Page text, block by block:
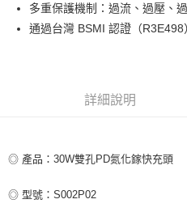
運送方式
7-11取貨付款
多重保護機制：過流、過壓、
通過台灣 BSMI 認證（R3E498
詳細說明
◎ 產品：30W雙孔PD氮化鎵快充頭
◎ 型號：S002P02